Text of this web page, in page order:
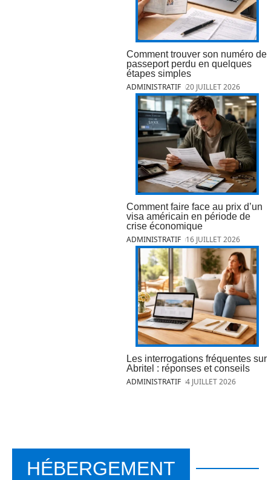
Comment trouver son numéro de
passeport perdu en quelques
étapes simples
ADMINISTRATIF 20 JUILLET 2026
Comment faire face au prix d’un
visa américain en période de
crise économique
ADMINISTRATIF 16 JUILLET 2026
Les interrogations fréquentes sur
Abritel : réponses et conseils
ADMINISTRATIF 4 JUILLET 2026
HÉBERGEMENT